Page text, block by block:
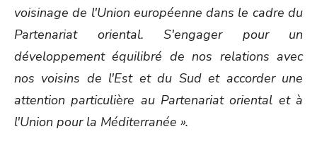
voisinage de l'Union européenne dans le cadre du
Partenariat oriental. S'engager pour un
développement équilibré de nos relations avec
nos voisins de l'Est et du Sud et accorder une
attention particulière au Partenariat oriental et à
l'Union pour la Méditerranée ».